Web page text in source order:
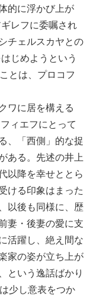
的に浮かび上が
レフに委嘱され
チェルスカヤとの
じめようという
とは、プロコフ
ワに居を構える
ィエフにとって
、「西側」的な捉
ある。先述の井上
以降を幸せととら
ける印象はまった
以後も同様に、歴
妻・後妻の愛に支
活躍し、絶え間な
家の姿が立ち上が
という逸話ばかり
少し意表をつか